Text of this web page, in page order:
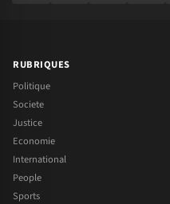
RUBRIQUES
Politique
Societe
Justice
Economie
International
People
Sports